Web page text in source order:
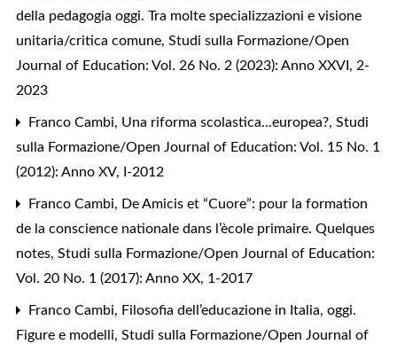
della pedagogia oggi. Tra molte specializzazioni e visione
unitaria/critica comune, Studi sulla Formazione/Open
Journal of Education: Vol. 26 No. 2 (2023): Anno XXVI, 2-
2023
Franco Cambi, Una riforma scolastica...europea?, Studi
sulla Formazione/Open Journal of Education: Vol. 15 No. 1
(2012): Anno XV, I-2012
Franco Cambi, De Amicis et “Cuore”: pour la formation
de la conscience nationale dans l’ècole primaire. Quelques
notes, Studi sulla Formazione/Open Journal of Education:
Vol. 20 No. 1 (2017): Anno XX, 1-2017
Franco Cambi, Filosofia dell’educazione in Italia, oggi.
Figure e modelli, Studi sulla Formazione/Open Journal of